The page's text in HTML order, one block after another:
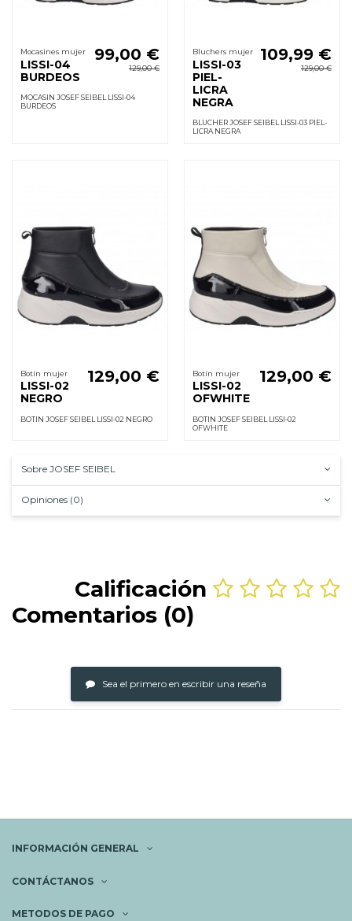
Mocasines mujer
LISSI-04
BURDEOS
99,00 €
129,00 €
MOCASIN JOSEF SEIBEL LISSI-04
BURDEOS
Bluchers mujer
LISSI-03
PIEL-
LICRA
NEGRA
109,99 €
129,00 €
BLUCHER JOSEF SEIBEL LISSI-03 PIEL-
LICRA NEGRA
Botín mujer
LISSI-02
NEGRO
129,00 €
BOTIN JOSEF SEIBEL LISSI-02 NEGRO
Botín mujer
LISSI-02
OFWHITE
129,00 €
BOTIN JOSEF SEIBEL LISSI-02
OFWHITE
Sobre JOSEF SEIBEL
Opiniones (0)
Calificación
Comentarios (0)
Sea el primero en escribir una reseña
INFORMACIÓN GENERAL
CONTÁCTANOS
METODOS DE PAGO